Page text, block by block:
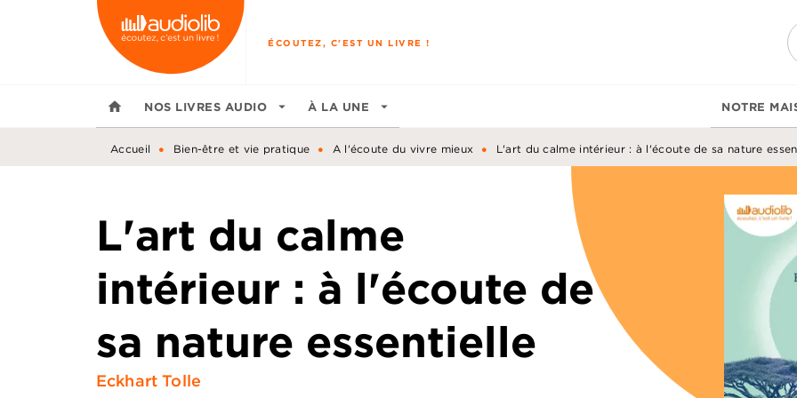
MENU RECHERCHE
ÉCOUTEZ, C'EST UN LIVRE !
home NOS LIVRES AUDIO arrow_drop_down À LA UNE arrow_drop_down NOTRE
Accueil • Bien-être et vie pratique • A l'écoute du vivre mieux • L'art du calme intérieur : à l'écoute de sa nature
L'art du calme
intérieur : à l'écoute de
sa nature essentielle
Eckhart Tolle